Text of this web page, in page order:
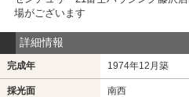
場がございます
詳細情報
完成年 1974年12月築
採光面 南西